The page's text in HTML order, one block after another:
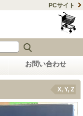
PCサイト
お問い合わせ
X, Y, Z